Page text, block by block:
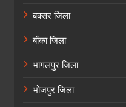
बक्सर जिला
बाँका जिला
भागलपुर जिला
भोजपुर जिला